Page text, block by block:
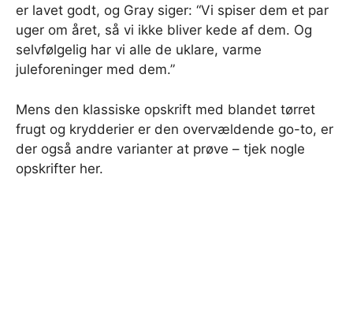
er lavet godt, og Gray siger: “Vi spiser dem et par
uger om året, så vi ikke bliver kede af dem. Og
selvfølgelig har vi alle de uklare, varme
juleforeninger med dem.”
Mens den klassiske opskrift med blandet tørret
frugt og krydderier er den overvældende go-to, er
der også andre varianter at prøve – tjek nogle
opskrifter her.